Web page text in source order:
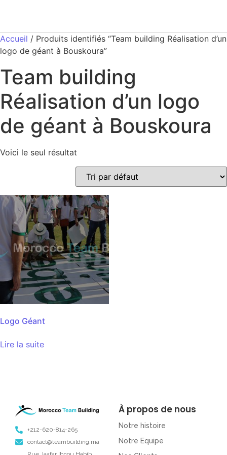
Accueil / Produits identifiés “Team building Réalisation d’un
logo de géant à Bouskoura”
Team building
Réalisation d’un logo
de géant à Bouskoura
Voici le seul résultat
Logo Géant
Lire la suite
+212-620-814-265
contact@teambuilding.ma
À propos de nous
Notre histoire
Notre Equipe